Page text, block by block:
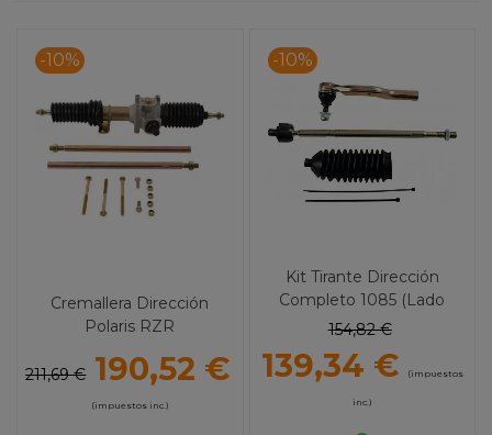
-10%
Cremallera Dirección
Polaris RZR
211,69 € 190,52 €
(impuestos inc.)
-10%
Kit Tirante Dirección
Completo 1085 (Lado
Derecho)
154,82 €
139,34 € (impuestos
inc.)